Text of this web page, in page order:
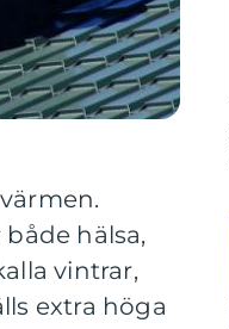
hälsa,
vintrar,
extra höga